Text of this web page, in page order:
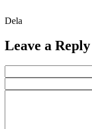
Dela
Leave a Reply